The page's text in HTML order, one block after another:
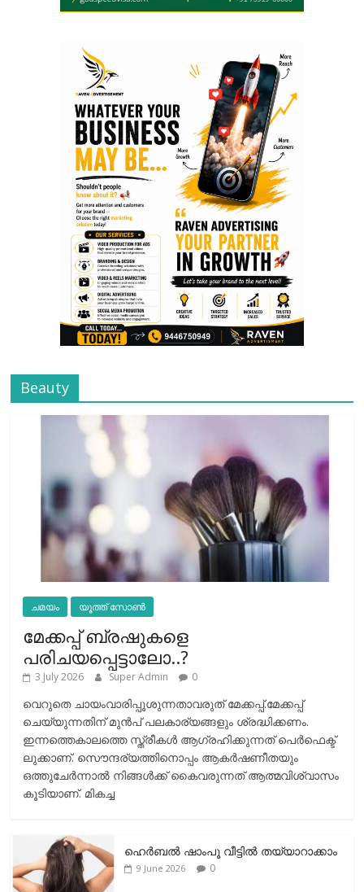
Beauty
ചമയം യൂത്ത് സോൺ
മേക്കപ്പ് ബ്രഷുകളെ
പരിചയപ്പെട്ടാലോ..?
3 July 2026 Super Admin 0
വെറുതെ ചായംവാരിപ്പൂശുന്നതാവരുത് മേക്കപ്പ്.മേക്കപ്പ്
ചെയ്യുന്നതിന് മുന്‍പ് പലകാര്യങ്ങളും ശ്രദ്ധിക്കണം.
ഇന്നത്തെകാലത്തെ സ്ത്രീകള്‍ ആഗ്രഹിക്കുന്നത് പെര്‍ഫെക്ട്
ലുക്കാണ്. സൌന്ദര്യത്തിനൊപ്പം ആകര്‍ഷണീതയും
ഒത്തുചേര്‍ന്നാല്‍ നിങ്ങള്‍ക്ക് കൈവരുന്നത് ആത്മവിശ്വാസം
കൂടിയാണ്. മികച്ച
ഹെര്‍ബല്‍ ഷാംപൂ വീട്ടില്‍ തയ്യാറാക്കാം
9 June 2026 0